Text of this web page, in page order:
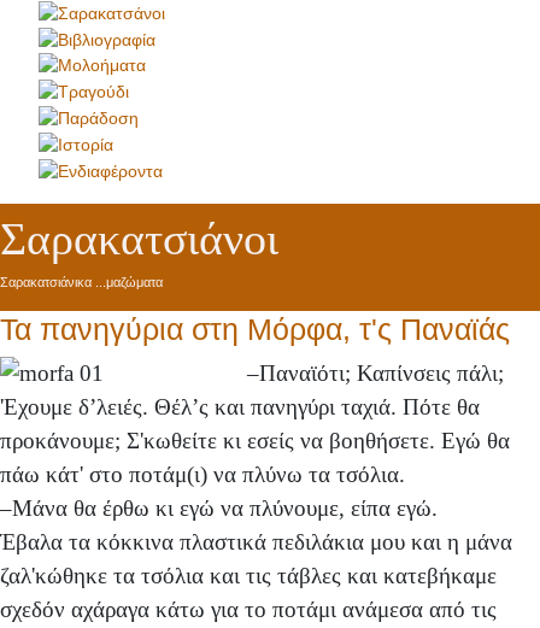
Σαρακατσιάνοι
Σαρακατσιάνικα ...μαζώματα
Τα πανηγύρια στη Μόρφα, τ'ς Παναϊάς
–Παναϊότι; Καπίνσεις πάλι;
'Εχουμε δ’λειές. Θέλ’ς και πανηγύρι ταχιά. Πότε θα
προκάνουμε; Σ'κωθείτε κι εσείς να βοηθήσετε. Εγώ θα
πάω κάτ' στο ποτάμ(ι) να πλύνω τα τσόλια.
–Μάνα θα έρθω κι εγώ να πλύνουμε, είπα εγώ.
Έβαλα τα κόκκινα πλαστικά πεδιλάκια μου και η μάνα
ζαλ'κώθηκε τα τσόλια και τις τάβλες και κατεβήκαμε
σχεδόν αχάραγα κάτω για το ποτάμι ανάμεσα από τις